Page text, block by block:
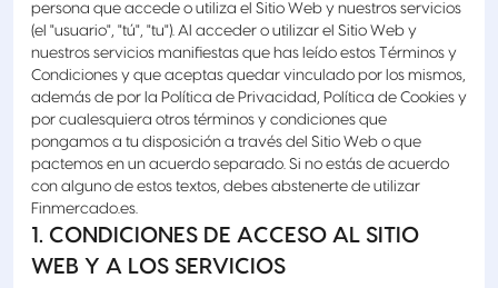
persona que accede o utiliza el Sitio Web y nuestros servicios
(el "usuario", "tú", "tu"). Al acceder o utilizar el Sitio Web y
nuestros servicios manifiestas que has leído estos Términos y
Condiciones y que aceptas quedar vinculado por los mismos,
además de por la Política de Privacidad, Política de Cookies y
por cualesquiera otros términos y condiciones que
pongamos a tu disposición a través del Sitio Web o que
pactemos en un acuerdo separado. Si no estás de acuerdo
con alguno de estos textos, debes abstenerte de utilizar
Finmercado.es.
1. CONDICIONES DE ACCESO AL SITIO
WEB Y A LOS SERVICIOS